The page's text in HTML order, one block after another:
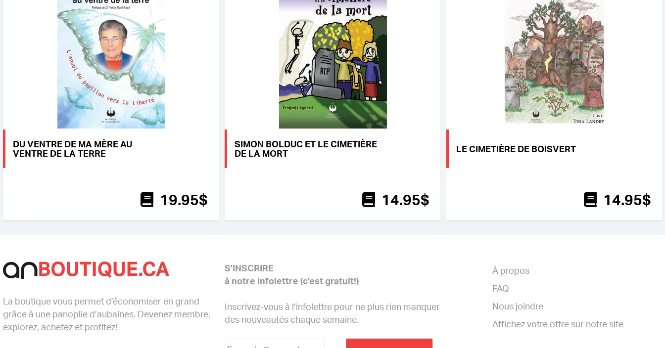
DU VENTRE DE MA MÈRE AU
VENTRE DE LA TERRE
19.95$
SIMON BOLDUC ET LE CIMETIÈRE
DE LA MORT
14.95$
LE CIMETIÈRE DE BOISVERT
14.95$
La boutique vous permet d’économiser en grand
grâce à une panoplie d’aubaines. Devenez membre,
explorez, achetez et profitez!
S’INSCRIRE
à notre infolettre (c’est gratuit!)
Inscrivez-vous à l’infolettre pour ne plus rien manquer
des nouveautés chaque semaine.
À propos
FAQ
Nous joindre
Affichez votre offre sur notre site